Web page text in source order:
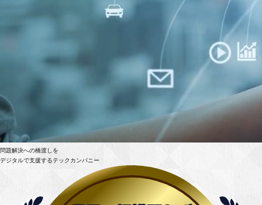
問題解決への橋渡しを
デジタルで支援するテックカンパニー